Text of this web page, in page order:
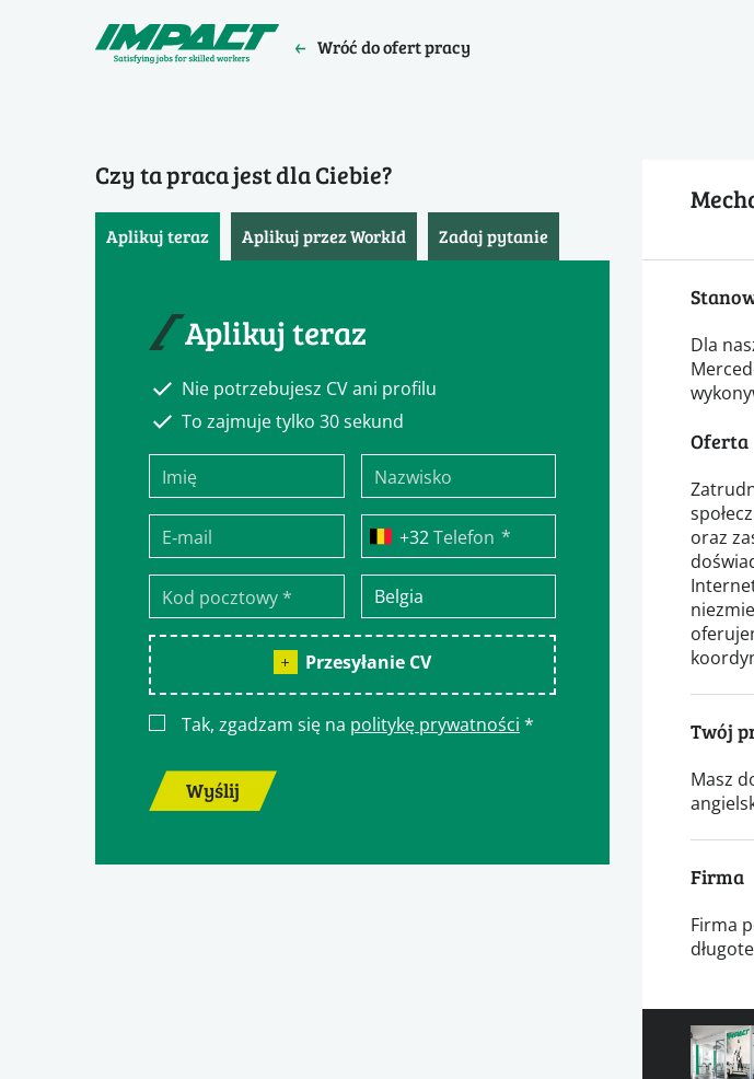
Wróć do ofert pracy
Czy ta praca jest dla Ciebie?
Aplikuj teraz Aplikuj przez WorkId Zadaj pytanie
Aplikuj teraz
Nie potrzebujesz CV ani profilu
To zajmuje tylko 30 sekund
Telefon *
Przesyłanie CV
Tak, zgadzam się na politykę prywatności *
Wyślij
Dla
Oferta
oraz
Twój
Masz
Firma
Firma